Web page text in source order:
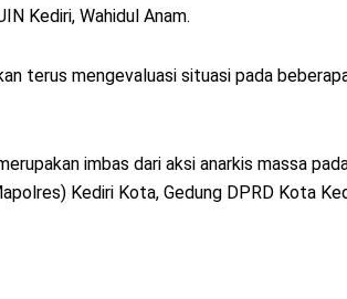
Kediri, Wahidul Anam.
terus mengevaluasi situasi pada
imbas dari aksi anarkis massa
Kediri Kota, Gedung DPRD Kota